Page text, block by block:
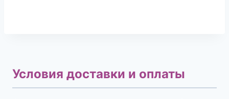
Условия доставки и оплаты